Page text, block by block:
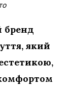
бренд
який